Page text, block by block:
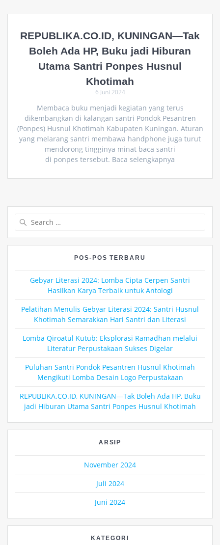
REPUBLIKA.CO.ID, KUNINGAN—Tak
Boleh Ada HP, Buku jadi Hiburan
Utama Santri Ponpes Husnul
Khotimah
6 Juni 2024
Membaca buku menjadi kegiatan yang terus
dikembangkan di kalangan santri Pondok Pesantren
(Ponpes) Husnul Khotimah Kabupaten Kuningan. Aturan
yang melarang santri membawa handphone juga turut
mendorong tingginya minat baca santri
di ponpes tersebut. Baca selengkapnya
POS-POS TERBARU
Gebyar Literasi 2024: Lomba Cipta Cerpen Santri
Hasilkan Karya Terbaik untuk Antologi
Pelatihan Menulis Gebyar Literasi 2024: Santri Husnul
Khotimah Semarakkan Hari Santri dan Literasi
Lomba Qiroatul Kutub: Eksplorasi Ramadhan melalui
Literatur Perpustakaan Sukses Digelar
Puluhan Santri Pondok Pesantren Husnul Khotimah
Mengikuti Lomba Desain Logo Perpustakaan
REPUBLIKA.CO.ID, KUNINGAN—Tak Boleh Ada HP, Buku
jadi Hiburan Utama Santri Ponpes Husnul Khotimah
ARSIP
November 2024
Juli 2024
Juni 2024
KATEGORI